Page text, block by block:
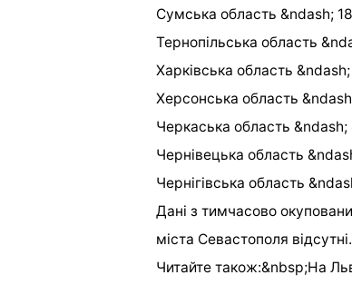
Сумська область &ndash;
Тернопільська область
Харківська область
Херсонська область
Черкаська область
Чернівецька область
Чернігівська область
Дані з тимчасово
міста Севастополя
Читайте також:&nbsp;На